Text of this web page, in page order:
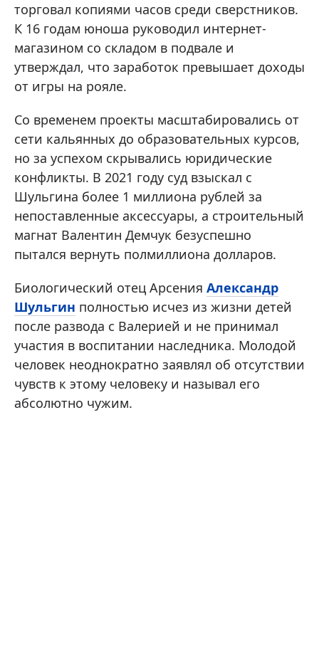
торговал копиями часов среди сверстников.
К 16 годам юноша руководил интернет-
магазином со складом в подвале и
утверждал, что заработок превышает доходы
от игры на рояле.
Со временем проекты масштабировались от
сети кальянных до образовательных курсов,
но за успехом скрывались юридические
конфликты. В 2021 году суд взыскал с
Шульгина более 1 миллиона рублей за
непоставленные аксессуары, а строительный
магнат Валентин Демчук безуспешно
пытался вернуть полмиллиона долларов.
Биологический отец Арсения Александр
Шульгин полностью исчез из жизни детей
после развода с Валерией и не принимал
участия в воспитании наследника. Молодой
человек неоднократно заявлял об отсутствии
чувств к этому человеку и называл его
абсолютно чужим.